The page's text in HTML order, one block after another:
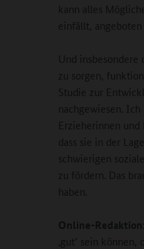
kann alles
einfällt,
Und
zu sorgen,
Studie zur
nachgewiesen.
Erzieherinnen und
dass sie in der
schwierigen
zu fördern. Das
haben.
Online-Redaktion:
‚gut’ sein können,